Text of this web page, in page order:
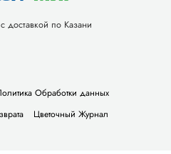
доставкой по Казани
Обработки данных
Цветочный Журнал